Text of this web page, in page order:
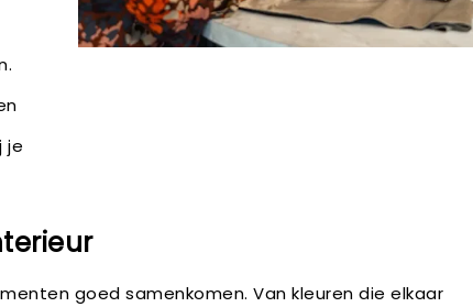
je
goed samenkomen. Van kleuren die elkaar